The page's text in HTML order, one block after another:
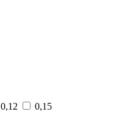
0,12 0,15